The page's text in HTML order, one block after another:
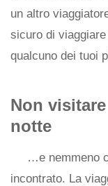
un altro
sicuro di
qualcuno dei tuoi
Non
notte
…e nemmeno
incontrato. La